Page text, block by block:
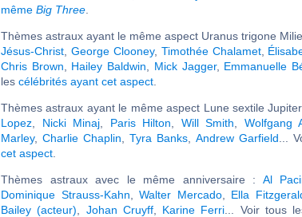
même Big Three
Thèmes astraux ayant le même aspect Uranus trigone
Jésus-Christ George Clooney, Timothée Chalamet,
Chris Brown
Hailey Baldwin Mick Jagger, Emmanuelle
les célébrités ayant cet aspect
Thèmes astraux ayant le même aspect Lune sextile
Lopez
Nicki Minaj Paris Hilton Will Smith Wolfgang
Marley,Charlie Chaplin ,Tyra Banks Andrew Garfield ...
cet aspect
Thèmes astraux avec le même anniversaire : Al
Dominique Strauss-Kahn
Walter Mercado, Ella
Bailey (acteur)
Johan Cruyff, Karine Ferri ... Voir tous